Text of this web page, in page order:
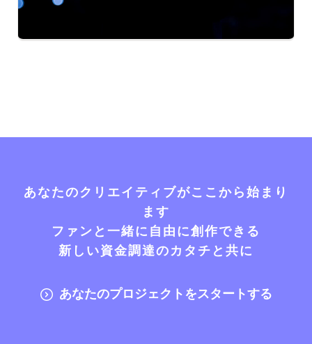
あなたのクリエイティブがここから始まり
ます
ファンと一緒に自由に創作できる
新しい資金調達のカタチと共に
あなたのプロジェクトをスタートする